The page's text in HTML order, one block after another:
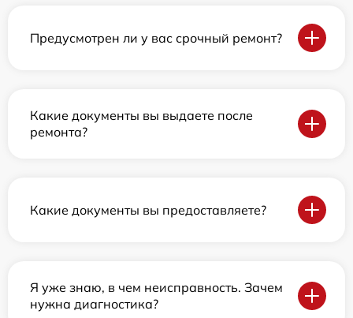
Предусмотрен ли у вас срочный ремонт?
Какие документы вы выдаете после
ремонта?
Какие документы вы предоставляете?
Я уже знаю, в чем неисправность. Зачем
нужна диагностика?